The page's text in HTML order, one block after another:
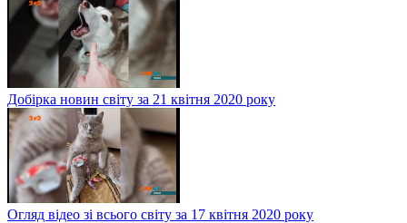
Добірка новин світу за 21 квітня 2020 року
Огляд відео зі всього світу за 17 квітня 2020 року